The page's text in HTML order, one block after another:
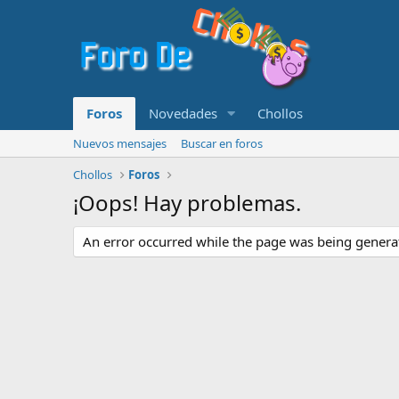
Foros Novedades Chollos
Nuevos mensajes
Buscar en foros
Chollos
Foros
¡Oops! Hay problemas.
An error occurred while the page was being